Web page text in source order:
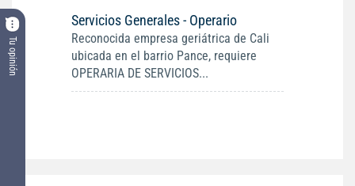
Tu opinión
Servicios Generales - Operario
Reconocida empresa geriátrica de Cali
ubicada en el barrio Pance, requiere
OPERARIA DE SERVICIOS...